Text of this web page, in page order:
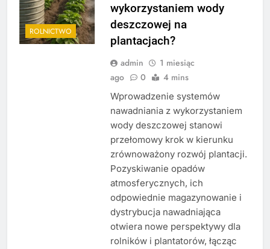
ROLNICTWO
wykorzystaniem wody
deszczowej na
plantacjach?
admin
1 miesiąc
ago
0 4 mins
Wprowadzenie systemów
nawadniania z wykorzystaniem
wody deszczowej stanowi
przełomowy krok w kierunku
zrównoważony rozwój plantacji.
Pozyskiwanie opadów
atmosferycznych, ich
odpowiednie magazynowanie i
dystrybucja nawadniająca
otwiera nowe perspektywy dla
rolników i plantatorów, łącząc